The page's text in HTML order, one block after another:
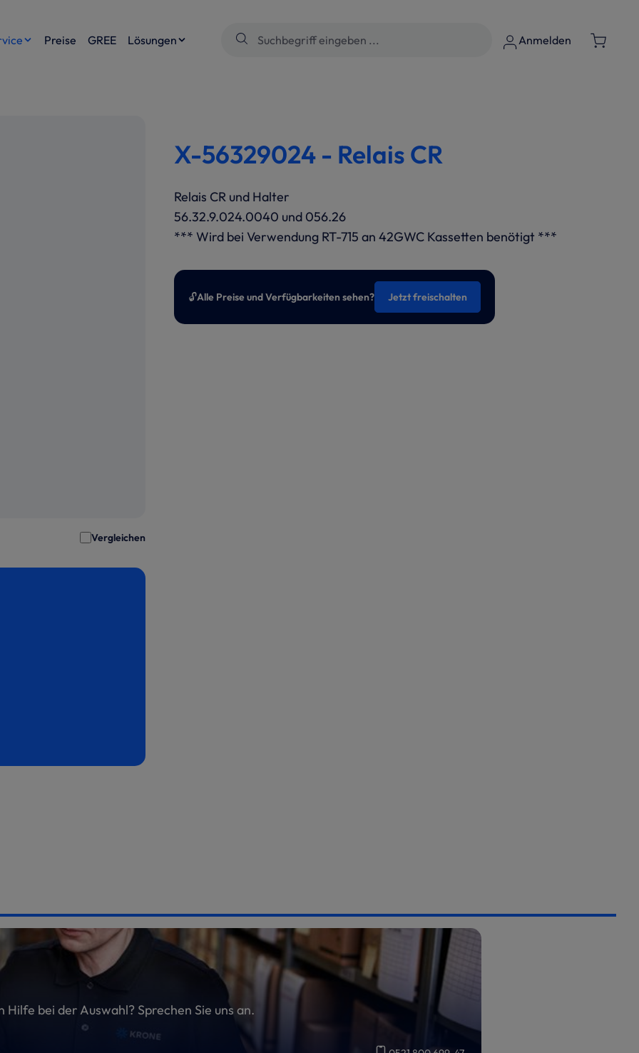
Preise GREE Lösungen Anmelden
Vergleichen
X-56329024 - Relais CR
Relais CR und Halter
56.32.9.024.0040 und 056.26
*** Wird bei Verwendung RT-715 an 42GWC Kassetten benötigt ***
🔓Alle Preise und Verfügbarkeiten sehen? Jetzt freischalten
bei der Auswahl? Sprechen Sie uns an.